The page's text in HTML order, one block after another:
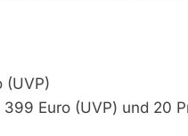
(UVP)
Euro (UVP) und 20